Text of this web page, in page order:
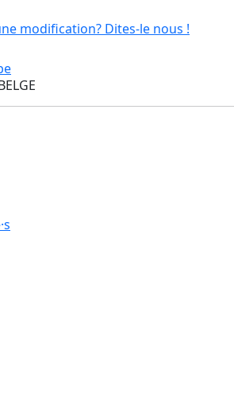
modification? Dites-le nous !